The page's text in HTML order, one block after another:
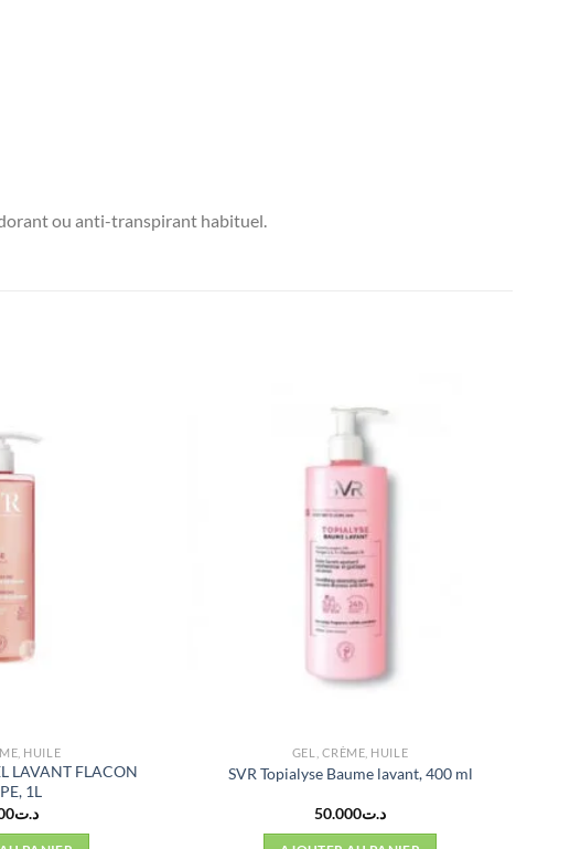
ou anti-transpirant habituel.
HUILE
LAVANT FLACON
1L
د.ت
GEL, CRÈME, HUILE
SVR Topialyse Baume lavant, 400 ml
د.ت50.000